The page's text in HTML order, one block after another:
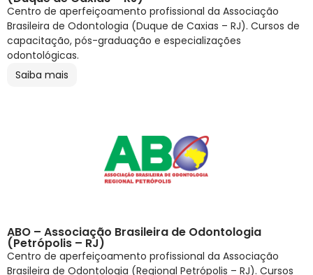
Centro de aperfeiçoamento profissional da Associação
Brasileira de Odontologia (Duque de Caxias – RJ). Cursos de
capacitação, pós-graduação e especializações
odontológicas.
Saiba mais
ABO – Associação Brasileira de Odontologia
(Petrópolis – RJ)
Centro de aperfeiçoamento profissional da Associação
Brasileira de Odontologia (Regional Petrópolis – RJ). Cursos